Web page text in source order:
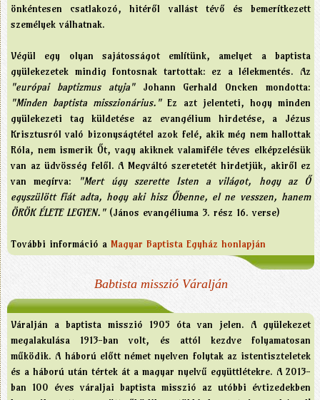
önkéntesen csatlakozó, hitéről vallást tévő és bemerítkezett
személyek válhatnak.
Végül egy olyan sajátosságot említünk, amelyet a baptista
gyülekezetek mindig fontosnak tartottak: ez a lélekmentés. Az
"európai baptizmus atyja" Johann Gerhald Oncken mondotta:
"Minden baptista misszionárius."Ez azt jelenteti, hogy minden
gyülekezeti tag küldetése az evangélium hirdetése, a Jézus
Krisztusról való bizonyságtétel azok felé, akik még nem hallottak
Róla, nem ismerik Őt, vagy akiknek valamiféle téves elképzelésük
van az üdvösség felől. A Megváltó szeretetét hirdetjük, akiről ez
van megírva: "Mert úgy szerette Isten a világot, hogy az Ő
egyszülött fiát adta, hogy aki hisz Őbenne, el ne vesszen, hanem
ÖRÖK ÉLETE LEGYEN."(János evangéliuma 3. rész 16. verse)
További információ a Magyar Baptista Egyház honlapján
Babtista misszió Váralján
Váralján a baptista misszió 1905 óta van jelen. A gyülekezet
megalakulása 1913-ban volt, és attól kezdve folyamatosan
működik. A háború előtt német nyelven folytak az istentiszteletek
és a háború után tértek át a magyar nyelvű együttlétekre. A 2013-
ban 100 éves váraljai baptista misszió az utóbbi évtizedekben